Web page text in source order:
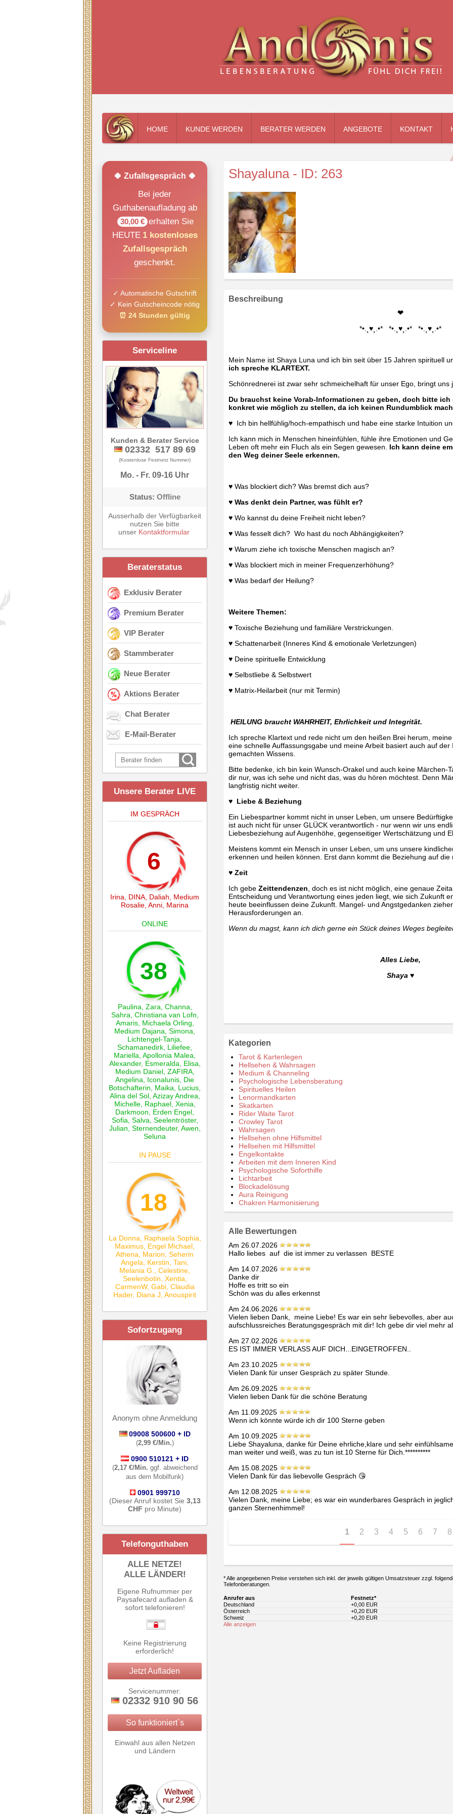
HOME KUNDE WERDEN BERATER WERDEN ANGEBOTE KONTAKT
🍀 Zufallsgespräch 🍀
Bei jeder
Guthabenaufladung ab
30,00 € erhalten Sie
HEUTE 1 kostenloses
Zufallsgespräch
geschenkt.
✓ Automatische Gutschrift
✓ Kein Gutscheincode nötig
⏰ 24 Stunden gültig
Serviceline
Kunden & Berater Service
02332 517 89 69
(Kostenlose Festnetz Nummer)
Mo. - Fr. 09-16 Uhr
Status: Offline
Ausserhalb der Verfügbarkeit
nutzen Sie bitte
unser Kontaktformular
Beraterstatus
Exklusiv Berater
Premium Berater
VIP Berater
Stammberater
Neue Berater
Aktions Berater
Chat Berater
E-Mail-Berater
Unsere Berater LIVE
IM GESPRÄCH
6
Irina DINA Daliah
Medium
Rosalie Anni Marina
ONLINE
38
Paulina Zara Channa
Sahra Christiana van Lofn
Amaris, Michaela Orling
Medium Dajana Simona
Lichtengel-Tanja
Schamanedirk Liliefee
Mariella Apollonia Malea
Alexander, Esmeralda Elisa
Medium Daniel, ZAFIRA,
Angelina
Iconalunis Die
Botschafterin
Maika Lucius
Alina del Sol, Azizay Andrea
Michelle, Raphael, Xenia
Darkmoon
Erden Engel
Sofia Salva Seelentröster,
Julian Sternendeuter, Awen
Seluna
IN PAUSE
18
La Donna Raphaela Sophia
Maximus Engel Michael
Athena
Marion Seherin
Angela
Kerstin Tani
Melania G.
Celestine
Seelenbotin Xentia
CarmenW, Gabi, Claudia
Hader, Diana J Anouspirit
Sofortzugang
Anonym ohne Anmeldung
09008 500600 + ID
(2,99 €/Min.)
0900 510121 + ID
(2,17 €/Min. ggf. abweichend
aus dem Mobilfunk)
0901 999710
(Dieser Anruf kostet Sie 3,13
CHF pro Minute)
Telefonguthaben
ALLE NETZE!
ALLE LÄNDER!
Eigene Rufnummer per
Paysafecard aufladen &
sofort telefonieren!
Keine Registrierung
erforderlich!
Jetzt Aufladen
Servicenummer:
02332 910 90 56
So funktioniert`s
Einwahl aus allen Netzen
und Ländern
Shayaluna - ID: 263
Beschreibung
❤
*•.¸♥¸.•* *•.¸♥¸.•* *•.¸♥¸.•*
Mein Name ist Shaya Luna und ich bin seit über 15 Jahren spirituell
ich spreche KLARTEXT.
Schönrednerei ist zwar sehr schmeichelhaft für unser Ego, bringt
Du brauchst keine Vorab-Informationen zu geben, doch bitte
konkret wie möglich zu stellen, da ich keinen Rundumblick
♥ Ich bin hellfühlig/hoch-empathisch und habe eine starke Intuition
Ich kann mich in Menschen hineinfühlen, fühle ihre Emotionen und
Leben oft mehr ein Fluch als ein Segen gewesen.
Ich kann deine
den Weg deiner Seele erkennen.
♥ Was blockiert dich? Was bremst dich aus?
♥ Was denkt dein Partner, was fühlt er?
♥ Wo kannst du deine Freiheit nicht leben?
♥ Was fesselt dich? Wo hast du noch Abhängigkeiten?
♥ Warum ziehe ich toxische Menschen magisch an?
♥ Was blockiert mich in meiner Frequenzerhöhung?
♥ Was bedarf der Heilung?
Weitere Themen:
♥ Toxische Beziehung und familiäre Verstrickungen.
♥ Schattenarbeit (Inneres Kind & emotionale Verletzungen)
♥ Deine spirituelle Entwicklung
♥ Selbstliebe & Selbstwert
♥ Matrix-Heilarbeit (nur mit Termin)
HEILUNG braucht WAHRHEIT, Ehrlichkeit und Integrität.
Ich spreche Klartext und rede nicht um den heißen Brei herum,
eine schnelle Auffassungsgabe und meine Arbeit basiert auch auf
gemachten Wissens.
Bitte bedenke, ich bin kein Wunsch-Orakel und auch keine Märchen-
dir nur, was ich sehe und nicht das, was du hören möchtest. Denn
langfristig nicht weiter.
♥ Liebe & Beziehung
Ein Liebespartner kommt nicht in unser Leben, um unsere
ist auch nicht für unser GLÜCK verantwortlich - nur wenn wir uns
Liebesbeziehung auf Augenhöhe, gegenseitiger Wertschätzung und
Meistens kommt ein Mensch in unser Leben, um uns unsere
erkennen und heilen können. Erst dann kommt die Beziehung auf die
♥ Zeit
Ich gebe Zeittendenzen , doch es ist nicht möglich, eine genaue
Entscheidung und Verantwortung eines jeden liegt, wie sich Zukunft
heute beeinflussen deine Zukunft. Mangel- und Angstgedanken
Herausforderungen an.
Wenn du magst, kann ich dich gerne ein Stück deines Weges
Alles Liebe,
Shaya ♥
Kategorien
Tarot & Kartenlegen
Hellsehen & Wahrsagen
Medium & Channeling
Psychologische Lebensberatung
Spirituelles Heilen
Lenormandkarten
Skatkarten
Rider Waite Tarot
Crowley Tarot
Wahrsagen
Hellsehen ohne Hilfsmittel
Hellsehen mit Hilfsmittel
Engelkontakte
Arbeiten mit dem Inneren Kind
Psychologische Soforthilfe
Lichtarbeit
Blockadelösung
Aura Reinigung
Chakren Harmonisierung
Alle Bewertungen
Am 26.07.2026
Hallo liebes  auf  die ist immer zu verlassen  BESTE
Am 14.07.2026
Danke dir
Hoffe es tritt so ein
Schön was du alles erkennst
Am 24.06.2026
Vielen lieben Dank,  meine Liebe! Es war ein sehr liebevolles, aber
aufschlussreiches Beratungsgespräch mit dir! Ich gebe dir viel mehr
Am 27.02.2026
ES IST IMMER VERLASS AUF DICH...EINGETROFFEN..
Am 23.10.2025
Vielen Dank für unser Gespräch zu später Stunde.
Am 26.09.2025
Vielen lieben Dank für die schöne Beratung
Am 11.09.2025
Wenn ich könnte würde ich dir 100 Sterne geben
Am 10.09.2025
Liebe Shayaluna, danke für Deine ehrliche,klare und sehr
man weiter und weiß, was zu tun ist.10 Sterne für Dich.**********
Am 15.08.2025
Vielen Dank für das liebevolle Gespräch 😘
Am 12.08.2025
Vielen Dank, meine Liebe; es war ein wunderbares Gespräch in
ganzen Sternenhimmel!
1 2 3 4 5 6 7 8
* Alle angegebenen Preise verstehen sich inkl. der jeweils gültigen Umsatzsteuer zzgl.
Telefonberatungen.
Anrufer aus
Festnetz*
Deutschland
+0,00 EUR
Österreich
+0,20 EUR
Schweiz
+0,20 EUR
Alle anzeigen